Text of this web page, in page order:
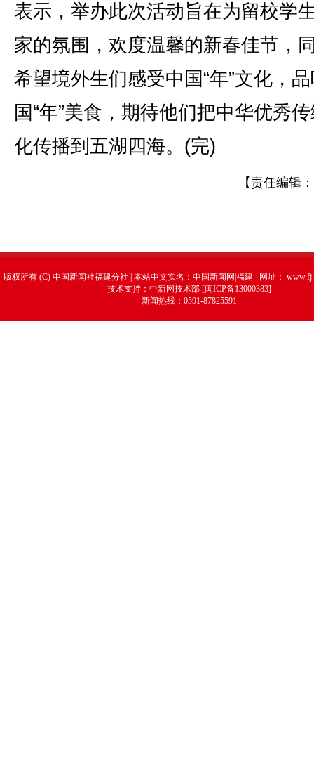
表示，举办此次活动旨在为留校学
家的氛围，欢度温馨的新春佳节，
希望境外生们感受中国“年”文化，
国“年”美食，期待他们把中华优秀
化传播到五湖四海。(完)
【责任编辑：
版权所有 (C) 中国新闻社福建分社 | 本站中文实名：中国新闻网|福建 网址：
技术支持：中新网技术部 [闽ICP备13000383]
新闻热线：0591-87825591